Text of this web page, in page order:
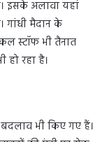
इसके अलावा यहां
गांधी मैदान के
स्टॉफ भी तैनात
हो रहा है।
भी किए गए हैं।